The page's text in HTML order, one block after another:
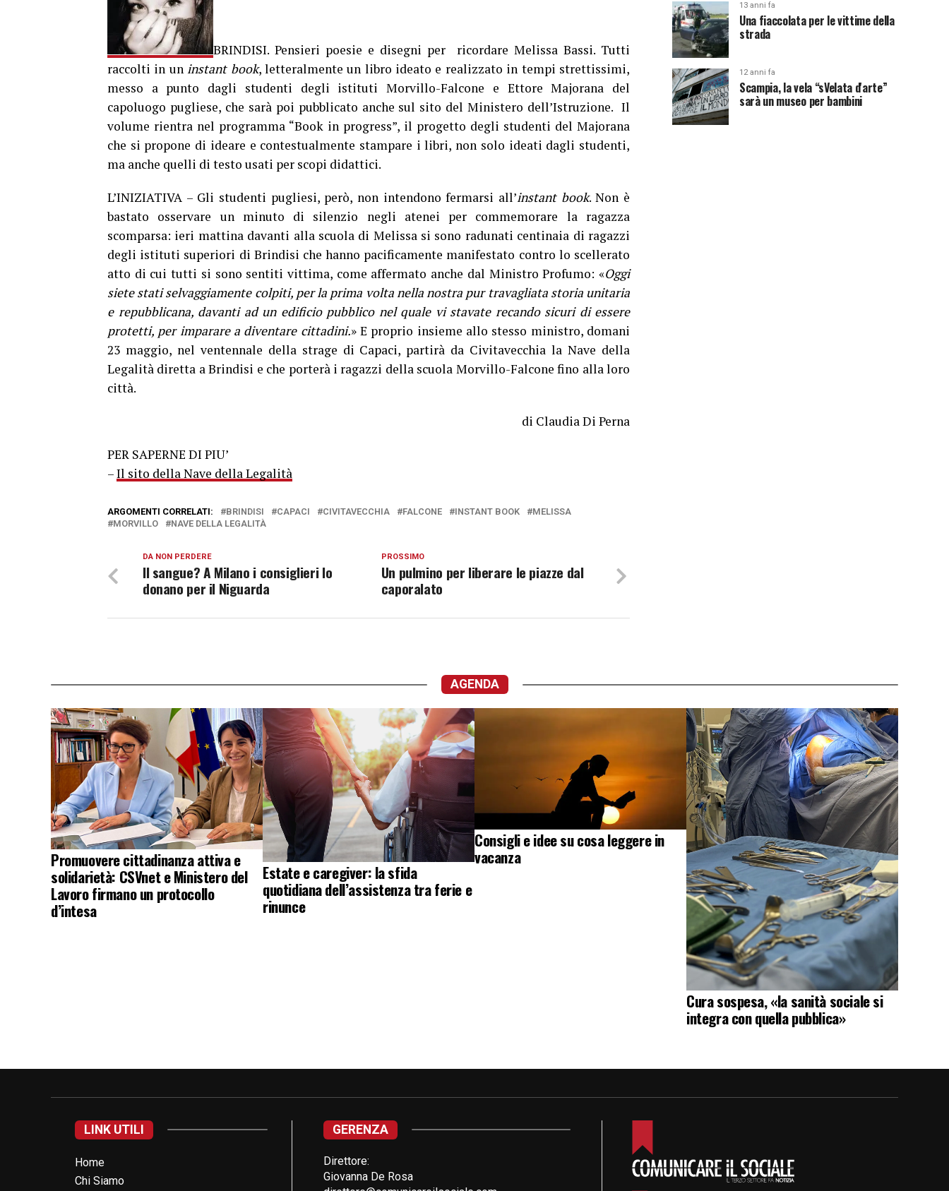
BRINDISI. Pensieri poesie e disegni per ricordare Melissa Bassi. Tutti
raccolti in uninstant book, letteralmente un libro ideato e realizzato in tempi strettissimi,
messo a punto dagli studenti degli istituti Morvillo-Falcone e Ettore Majorana del
capoluogo pugliese, che sarà poi pubblicato anche sul sito del Ministero dell’Istruzione. Il
volume rientra nel programma “Book in progress”, il progetto degli studenti del Majorana
che si propone di ideare e contestualmente stampare i libri, non solo ideati dagli studenti,
ma anche quelli di testo usati per scopi didattici.
L’INIZIATIVA – Gli studenti pugliesi, però, non intendono fermarsi all’instant book. Non è
bastato osservare un minuto di silenzio negli atenei per commemorare la ragazza
scomparsa: ieri mattina davanti alla scuola di Melissa si sono radunati centinaia di ragazzi
degli istituti superiori di Brindisi che hanno pacificamente manifestato contro lo scellerato
atto di cui tutti si sono sentiti vittima, come affermato anche dal Ministro Profumo: «Oggi
siete stati selvaggiamente colpiti, per la prima volta nella nostra pur travagliata storia unitaria
e repubblicana, davanti ad un edificio pubblico nel quale vi stavate recando sicuri di essere
protetti, per imparare a diventare cittadini.» E proprio insieme allo stesso ministro, domani
23 maggio, nel ventennale della strage di Capaci, partirà da Civitavecchia la Nave della
Legalità diretta a Brindisi e che porterà i ragazzi della scuola Morvillo-Falcone fino alla loro
città.
di Claudia Di Perna
PER SAPERNE DI PIU’
–Il sito della Nave della Legalità
ARGOMENTI CORRELATI: BRINDISI CAPACI CIVITAVECCHIA FALCONE INSTANT BOOK
MELISSA
MORVILLO
NAVE DELLA LEGALITÀ
PROSSIMO
Un pulmino per liberare le piazze dal
caporalato
DA NON PERDERE
Il sangue? A Milano i consiglieri lo
donano per il Niguarda
13 anni fa
Una fiaccolata per le vittime della
strada
12 anni fa
Scampia, la vela “sVelata d'arte”
sarà un museo per bambini
AGENDA
Promuovere cittadinanza attiva e
solidarietà: CSVnet e Ministero del
Lavoro firmano un protocollo
d’intesa
Estate e caregiver: la sfida
quotidiana dell’assistenza tra ferie e
rinunce
Consigli e idee su cosa leggere in
vacanza
Cura sospesa, «la sanità sociale si
integra con quella pubblica»
LINK UTILI
Home
Chi Siamo
GERENZA
Direttore:
Giovanna De Rosa